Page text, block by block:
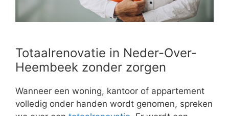
Totaalrenovatie in Neder-Over-
Heembeek zonder zorgen
Wanneer een woning, kantoor of appartement
volledig onder handen wordt genomen, spreken